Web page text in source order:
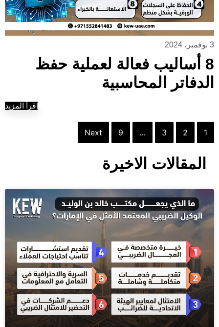
3 نوفمبر، 2024
8 أساليب فعالة لعملية حفظ
الدفاتر المحاسبية
إقرأ المزيد
1
2
3
…
9
Next
المقالات الاخيرة